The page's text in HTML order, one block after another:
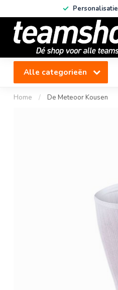
Personalisatie
Alle categorieën
Home / De Meteoor Kousen